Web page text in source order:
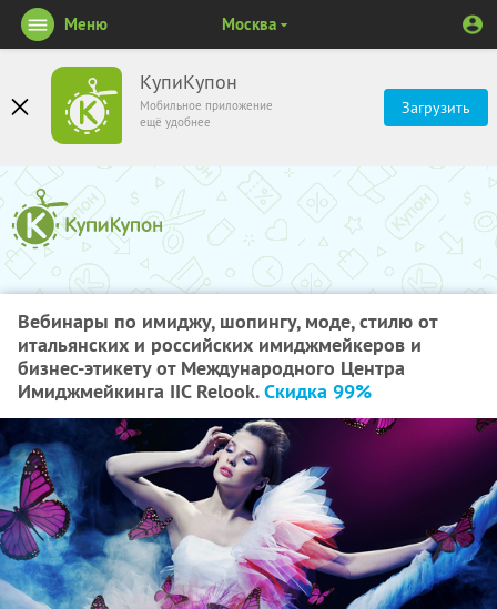
КупиКупон
Мобильное приложение
ещё удобнее
Загрузить
Меню Москва
Вебинары по имиджу, шопингу, моде, стилю от
итальянских и российских имиджмейкеров и
бизнес-этикету от Международного Центра
Имиджмейкинга IIC Relook.Скидка 99%